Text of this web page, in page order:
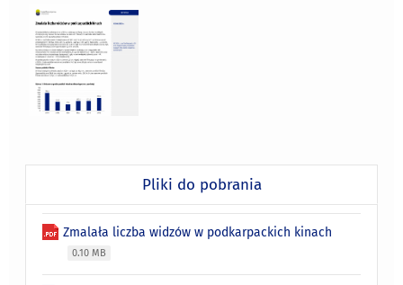
Pliki do pobrania
Zmalała liczba widzów w podkarpackich kinach
0.10 MB